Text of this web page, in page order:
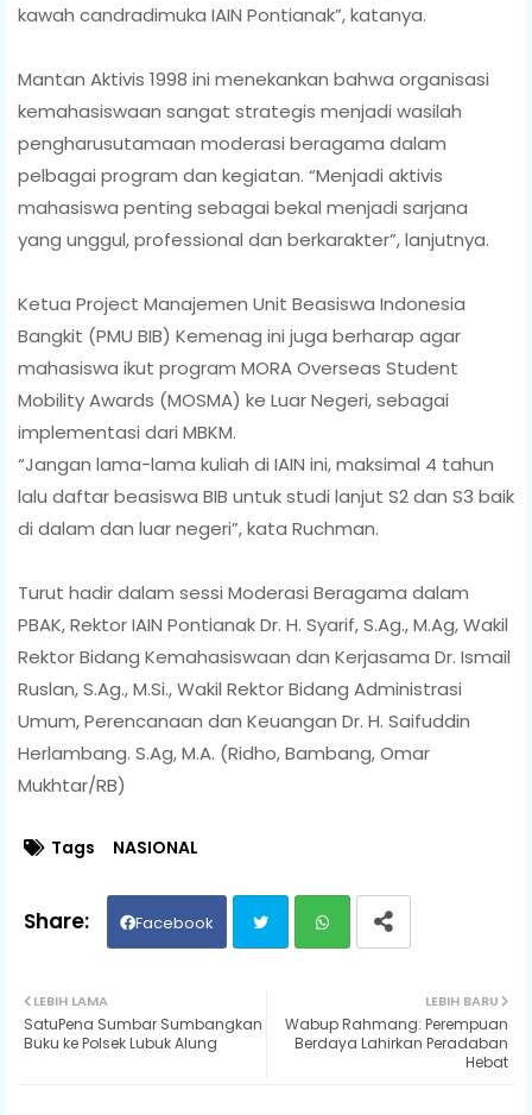
kawah candradimuka IAIN Pontianak”, katanya.
Mantan Aktivis 1998 ini menekankan bahwa organisasi
kemahasiswaan sangat strategis menjadi wasilah
pengharusutamaan moderasi beragama dalam
pelbagai program dan kegiatan. “Menjadi aktivis
mahasiswa penting sebagai bekal menjadi sarjana
yang unggul, professional dan berkarakter”, lanjutnya.
Ketua Project Manajemen Unit Beasiswa Indonesia
Bangkit (PMU BIB) Kemenag ini juga berharap agar
mahasiswa ikut program MORA Overseas Student
Mobility Awards (MOSMA) ke Luar Negeri, sebagai
implementasi dari MBKM.
“Jangan lama-lama kuliah di IAIN ini, maksimal 4 tahun
lalu daftar beasiswa BIB untuk studi lanjut S2 dan S3 baik
di dalam dan luar negeri”, kata Ruchman.
Turut hadir dalam sessi Moderasi Beragama dalam
PBAK, Rektor IAIN Pontianak Dr. H. Syarif, S.Ag., M.Ag, Wakil
Rektor Bidang Kemahasiswaan dan Kerjasama Dr. Ismail
Ruslan, S.Ag., M.Si., Wakil Rektor Bidang Administrasi
Umum, Perencanaan dan Keuangan Dr. H. Saifuddin
Herlambang. S.Ag, M.A. (Ridho, Bambang, Omar
Mukhtar/RB)
Tags NASIONAL
Facebook
ter ats
LEBIH BARU
Wabup Rahmang: Perempuan
Berdaya Lahirkan Peradaban
Hebat
LEBIH LAMA
SatuPena Sumbar Sumbangkan
Buku ke Polsek Lubuk Alung